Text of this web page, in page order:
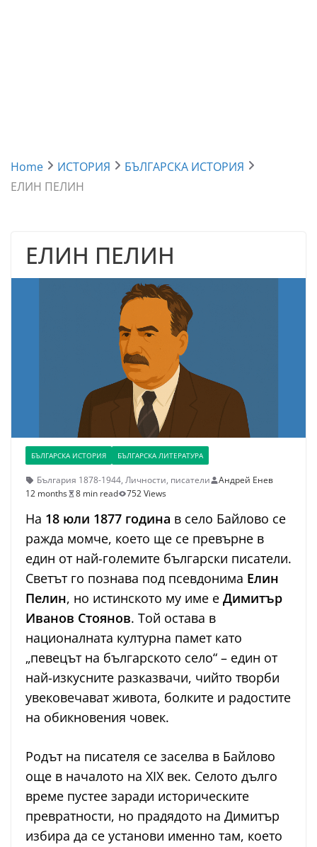
Home ИСТОРИЯ
БЪЛГАРСКА ИСТОРИЯ
ЕЛИН ПЕЛИН
ЕЛИН ПЕЛИН
БЪЛГАРСКА ИСТОРИЯ БЪЛГАРСКА ЛИТЕРАТУРА
България 1878-1944, Личности, писатели
Андрей Енев
12 months
8 min read 752 Views
На 18 юли 1877 година в село Байлово се
ражда момче, което ще се превърне в
един от най-големите български писатели.
Светът го познава под псевдонима Елин
Пелин, но истинското му име е Димитър
Иванов Стоянов. Той остава в
националната културна памет като
„певецът на българското село“ – един от
най-изкусните разказвачи, чийто творби
увековечават живота, болките и радостите
на обикновения човек.
Родът на писателя се заселва в Байлово
още в началото на XIX век. Селото дълго
време пустее заради историческите
превратности, но прадядото на Димитър
избира да се установи именно там, което